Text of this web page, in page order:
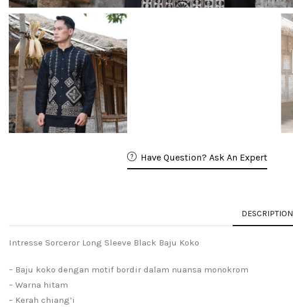
Have Question? Ask An Expert
DESCRIPTION
Intresse Sorceror Long Sleeve Black Baju Koko
– Baju koko dengan motif bordir dalam nuansa monokrom
– Warna hitam
– Kerah chiang’i